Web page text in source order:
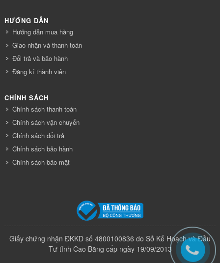
HƯỚNG DẪN
Hướng dẫn mua hàng
Giao nhận và thanh toán
Đổi trả và bảo hành
Đăng kí thành viên
CHÍNH SÁCH
Chính sách thanh toán
Chính sách vận chuyển
Chính sách đổi trả
Chính sách bảo hành
Chính sách bảo mật
Giấy chứng nhận ĐKKD số 4800100836 do Sở Kế Hoạch và Đầu
Tư tỉnh Cao Bằng cấp ngày 19/09/2013